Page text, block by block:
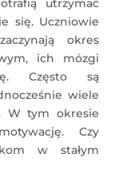
utrzymać
się. Uczniowie
okres
ich mózgi
Często są
wiele
W tym okresie
Czy
w stałym